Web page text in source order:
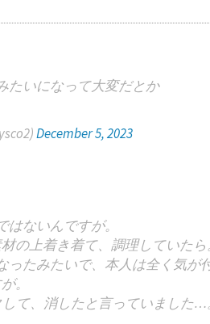
たいになって大変だとか
December 5, 2023
ないんですが。
の上着き着て、調理していたら
たみたいで、本人は全く気が
。
て、消したと言っていました…